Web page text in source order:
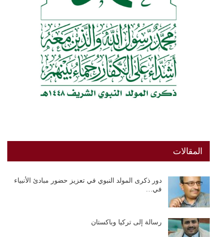
المقالات
دور ذكرى المولد النبوي في تعزيز حضور مبادئ الأنبياء
في…
رسالة إلى تركيا وباكستان